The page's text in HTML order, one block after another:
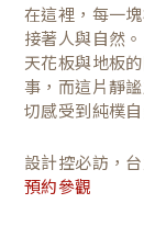
在這裡，每一
接著人與自然。
天花板與地板
事，而這片靜
切感受到純樸
設計控必訪，
預約參觀